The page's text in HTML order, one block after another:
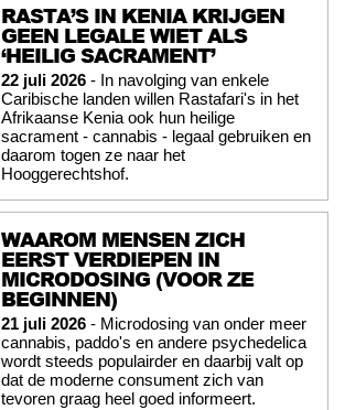
RASTA’S IN KENIA KRIJGEN
GEEN LEGALE WIET ALS
‘HEILIG SACRAMENT’
22 juli 2026 - In navolging van enkele
Caribische landen willen Rastafari's in het
Afrikaanse Kenia ook hun heilige
sacrament - cannabis - legaal gebruiken en
daarom togen ze naar het
Hooggerechtshof.
WAAROM MENSEN ZICH
EERST VERDIEPEN IN
MICRODOSING (VOOR ZE
BEGINNEN)
21 juli 2026 - Microdosing van onder meer
cannabis, paddo's en andere psychedelica
wordt steeds populairder en daarbij valt op
dat de moderne consument zich van
tevoren graag heel goed informeert.